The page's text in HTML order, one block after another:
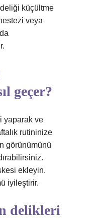
deliği küçültme
veya
geçer?
yaparak ve
rutininize
görünümünü
ekleyin.
iyileştirir.
delikleri